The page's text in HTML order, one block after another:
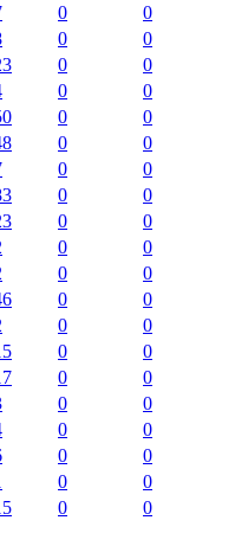
0
0
0
0
0
0
0
0
0
0
0
0
0
0
0
0
0
0
0
0
0
0
0
0
0
0
0
0
0
0
0
0
0
0
0
0
0
0
0 0